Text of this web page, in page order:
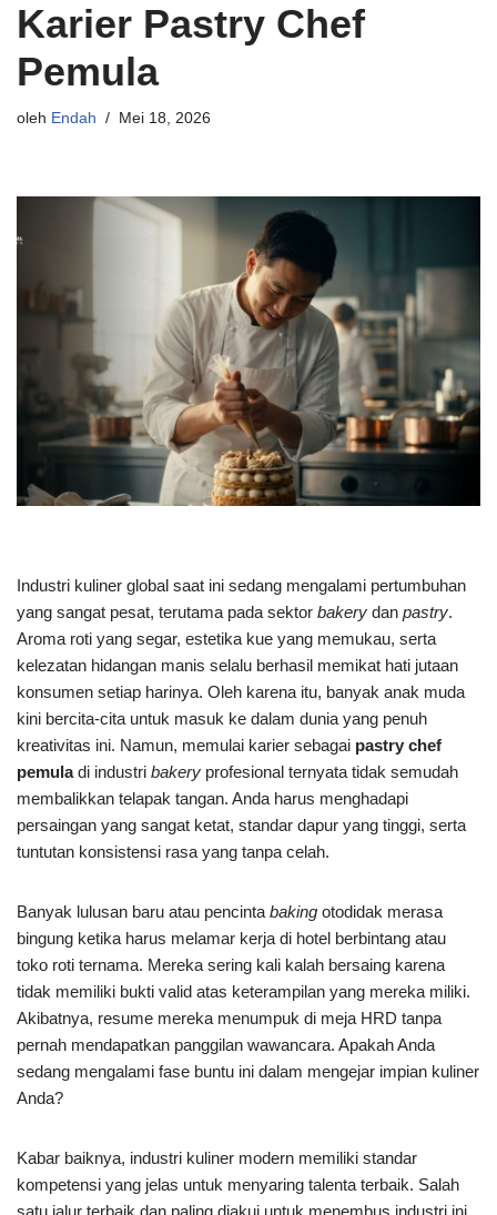
Karier Pastry Chef
Pemula
oleh Endah Mei 18, 2026
Industri kuliner global saat ini sedang mengalami pertumbuhan
yang sangat pesat, terutama pada sektor bakery dan pastry.
Aroma roti yang segar, estetika kue yang memukau, serta
kelezatan hidangan manis selalu berhasil memikat hati jutaan
konsumen setiap harinya. Oleh karena itu, banyak anak muda
kini bercita-cita untuk masuk ke dalam dunia yang penuh
kreativitas ini. Namun, memulai karier sebagai pastry chef
pemuladi industri bakery profesional ternyata tidak semudah
membalikkan telapak tangan. Anda harus menghadapi
persaingan yang sangat ketat, standar dapur yang tinggi, serta
tuntutan konsistensi rasa yang tanpa celah.
Banyak lulusan baru atau pencinta baking otodidak merasa
bingung ketika harus melamar kerja di hotel berbintang atau
toko roti ternama. Mereka sering kali kalah bersaing karena
tidak memiliki bukti valid atas keterampilan yang mereka miliki.
Akibatnya, resume mereka menumpuk di meja HRD tanpa
pernah mendapatkan panggilan wawancara. Apakah Anda
sedang mengalami fase buntu ini dalam mengejar impian kuliner
Anda?
Kabar baiknya, industri kuliner modern memiliki standar
kompetensi yang jelas untuk menyaring talenta terbaik. Salah
satu jalur terbaik dan paling diakui untuk menembus industri ini